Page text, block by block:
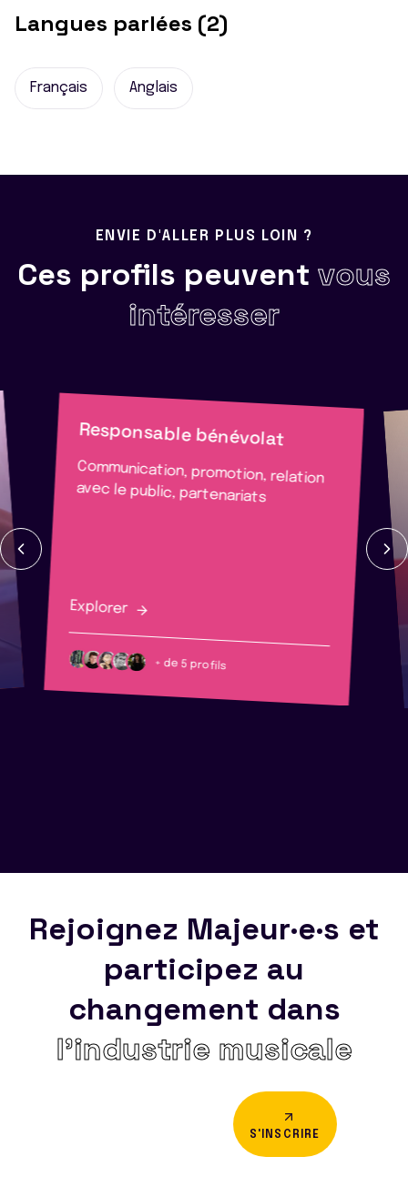
Langues parlées (2)
Français Anglais
ENVIE D'ALLER PLUS LOIN ?
Ces profils peuvent vous
intéresser
Responsable bénévolat
Communication, promotion, relation
avec le public, partenariats
Explorer
+ de 5 profils
Rejoignez Majeur·e·s et
participez au
changement dans
l’industrie musicale
S'INSCRIRE